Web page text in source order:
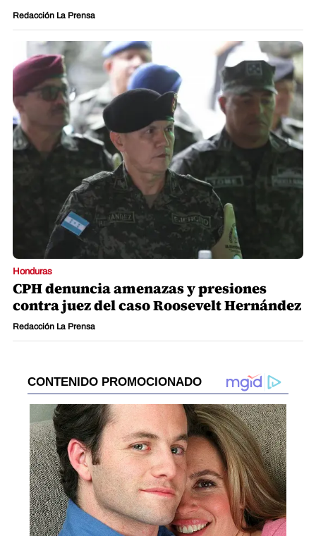
Redacción La Prensa
Honduras
CPH denuncia amenazas y presiones
contra juez del caso Roosevelt Hernández
Redacción La Prensa